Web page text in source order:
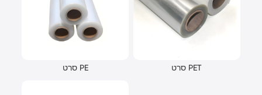
סרט PE סרט PET